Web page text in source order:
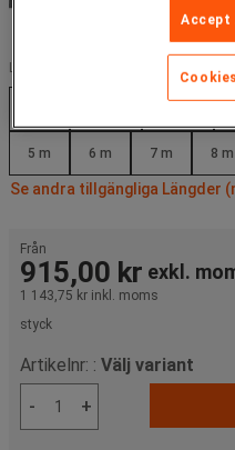
Längder (m) :
5 m 6 m 7 m 8 m
Se andra tillgängliga Längder
Från
915,00 kr exkl.
1 143,75 kr inkl. moms
styck
Artikelnr: : Välj variant
-
+
Accept